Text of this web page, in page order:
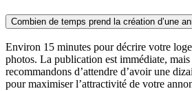
Combien de temps prend la création d’une
Environ 15 minutes pour décrire votre
photos. La publication est immédiate,
recommandons d’attendre d’avoir une
pour maximiser l’attractivité de votre